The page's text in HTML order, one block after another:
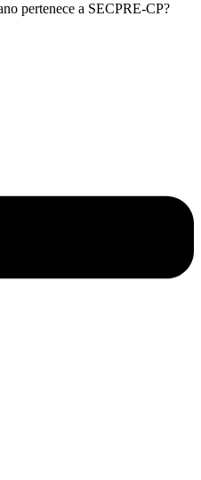
pertenece a SECPRE-CP?